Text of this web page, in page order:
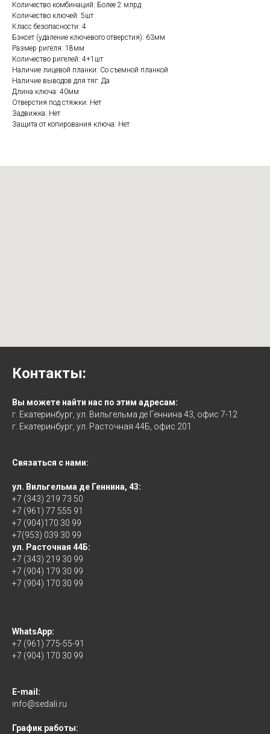
Количество комбинаций: Более 2 млрд
Количество ключей: 5шт
Класс безопасности: 4
Бэксет (удаление ключевого отверстия): 63мм
Размер ригеля: 18мм
Количество ригелей: 4+1шт
Наличие лицевой планки: Со съемной планкой
Наличие выводов для тяг: Да
Длина ключа: 40мм
Отверстия под стяжки: Нет
Задвижка: Нет
Защита от копирования ключа: Нет
Контакты:
Вы можете найти нас по этим адресам:
г. Екатеринбург, ул. Вильгельма де Геннина 43, офис 7-12
г. Екатеринбург, ул. Расточная 44Б, офис 201
Связаться с нами:
ул. Вильгельма де Геннина, 43:
+7 (343) 219 73 50
+7 (961) 77 555 91
+7 (904)170 30 99
+7(953) 039 30 99
ул. Расточная 44Б:
+7 (343) 219 30 99
+7 (904) 179 30 99
+7 (904) 170 30 99
WhatsApp:
+7 (961) 775-55-91
+7 (904) 170 30 99
E-mail:
info@sedali.ru
График работы: